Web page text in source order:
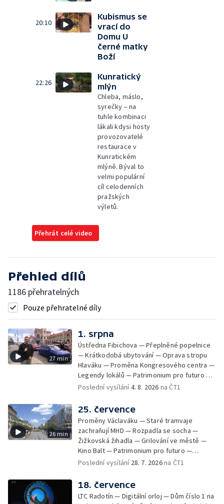
20:10
Kubismus se
vrací do
Domu U
černé matky
Boží
22:26
Kunratický
mlýn
Chleba, máslo,
syrečky – na
tuhle kombinaci
lákali kdysi hosty
provozovatelé
restaurace v
Kunratickém
mlýně. Býval to
velmi populární
cíl celodenních
pražských
výletů.
Přehrát celé video
Přehled dílů
1186 přehratelných
Pouze přehratelné díly
27 min
1. srpna
Ústředna Fibichova — Přeplněné popelnice
— Krátkodobá ubytování — Oprava stropu
Hlaváku — Proměna Kongresového centra —
Legendy lokálů — Patrimonium pro futuro —
Kolovraty
Poslední vysílání4. 8. 2026 na ČT1
26 min
25. července
Proměny Václaváku — Staré tramvaje
zachraňují MHD — Rozpadla se socha —
Žižkovská žihadla — Grilování ve městě —
Kino Balt — Patrimonium pro futuro —
Třebonice
Poslední vysílání 28. 7. 2026na ČT1
18. července
LTC Radotín — Digitální orloj — Dům číslo 1 na